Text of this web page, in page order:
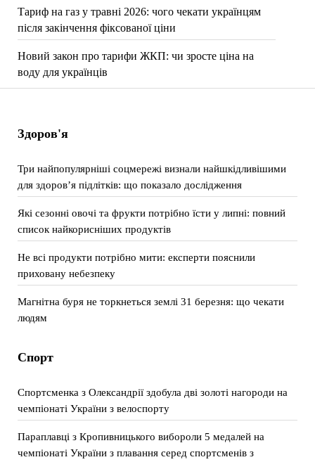
Тариф на газ у травні 2026: чого чекати українцям
після закінчення фіксованої ціни
Новий закон про тарифи ЖКП: чи зросте ціна на
воду для українців
Здоров'я
Три найпопулярніші соцмережі визнали найшкідливішими
для здоров’я підлітків: що показало дослідження
Які сезонні овочі та фрукти потрібно їсти у липні: повний
список найкорисніших продуктів
Не всі продукти потрібно мити: експерти пояснили
приховану небезпеку
Магнітна буря не торкнеться землі 31 березня: що чекати
людям
Спорт
Спортсменка з Олександрії здобула дві золоті нагороди на
чемпіонаті України з велоспорту
Параплавці з Кропивницького вибороли 5 медалей на
чемпіонаті України з плавання серед спортсменів з